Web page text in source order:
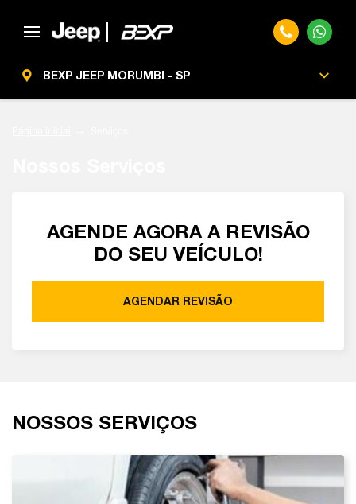
BEXP JEEP MORUMBI - SP
AGENDE AGORA A REVISÃO
DO SEU VEÍCULO!
AGENDAR REVISÃO
NOSSOS SERVIÇOS